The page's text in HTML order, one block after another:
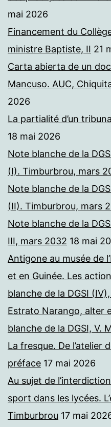
mai 2026
Financement du
ministre Baptiste, II 21
Carta abierta de un
Mancuso. AUC,
2026
La partialité d’un
18 mai 2026
Note blanche de la
(I). Timburbrou, mars
Note blanche de la
(II). Timburbrou, mars
Note blanche de la
III, mars 2032 18 mai
Antigone au musée de
et en Guinée. Les
blanche de la DGSI
Estrato Narango, alter
blanche de la DGSI, V.
La fresque. De l’atelier
préface 17 mai 2026
Au sujet de
sport dans les lycées.
Timburbrou 17 mai